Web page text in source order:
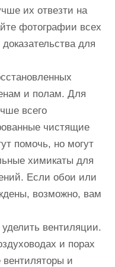
их отвезти на
фотографии всех
для
и полам. Для
всего
чистящие
помочь, но могут
химикаты для
Если обои или
возможно, вам
вентиляции.
и порах
вентиляторы и